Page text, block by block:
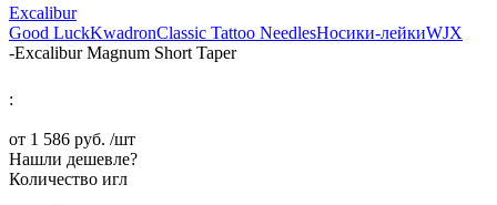
Excalibur
Good LuckKwadronClassic Tattoo NeedlesНосики-лейкиWJX
-Excalibur Magnum Short Taper
:
от 1 586 руб. /шт
Нашли дешевле?
Количество игл